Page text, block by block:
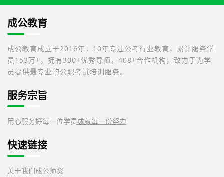
成公教育
成公教育成立于2016年，10年专注公考行业教育，累计服务学
员153万+，拥有300+优秀导师，408+合作机构，致力于为学
员提供最专业的公职考试培训服务。
服务宗旨
用心服务好每一位学员成就每一份努力
快速链接
关于我们成公师资